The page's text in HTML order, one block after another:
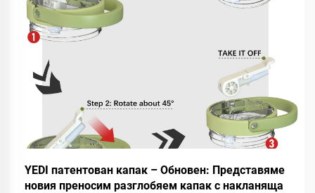
YEDI патентован капак – Обновен: Представяме
новия преносим разглобяем капак с накланяща